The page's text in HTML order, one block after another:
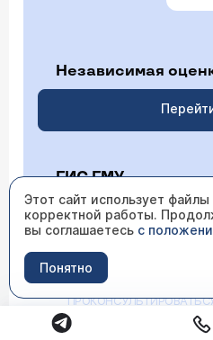
Независимая
ГИС ГМУ
ИМЕЮТСЯ
Этот сайт использует
корректной работы.
вы соглашаетесь с
Понятно